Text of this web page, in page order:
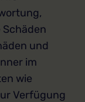
und
im
wie
Verfügung